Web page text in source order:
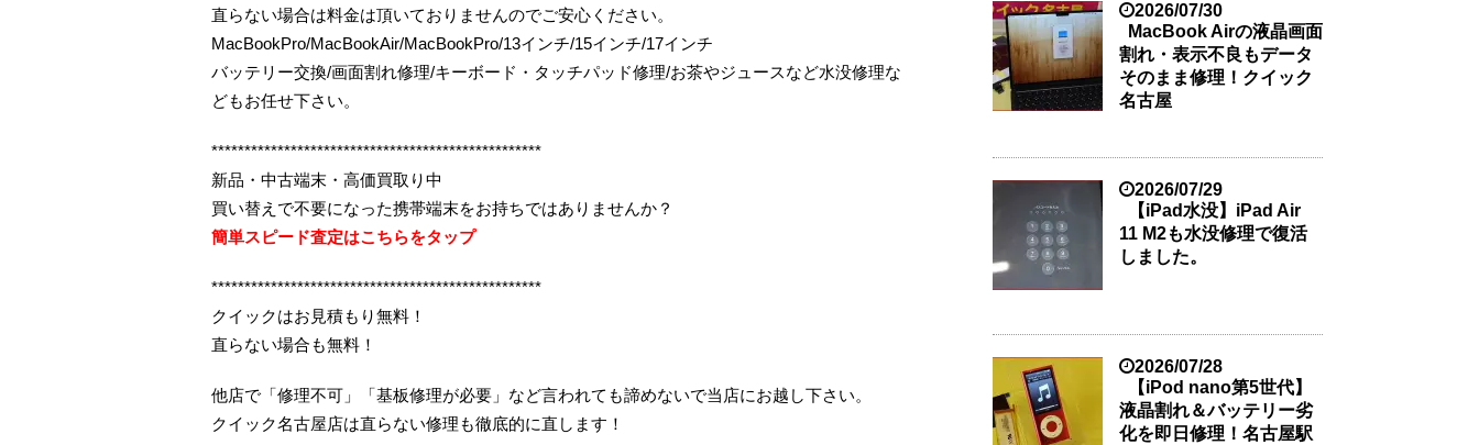
直らない場合は料金は頂いておりませんのでご安心ください。
MacBookPro/MacBookAir/MacBookPro/13インチ/15インチ/17インチ
バッテリー交換/画面割れ修理/キーボード・タッチパッド修理/お茶やジュースなど水没修理な
どもお任せ下さい。
**************************************************
新品・中古端末・高価買取り中
買い替えで不要になった携帯端末をお持ちではありませんか？
簡単スピード査定はこちらをタップ
**************************************************
クイックはお見積もり無料！
直らない場合も無料！
他店で「修理不可」「基板修理が必要」など言われても諦めないで当店にお越し下さい。
クイック名古屋店は直らない修理も徹底的に直します！
2026/07/30
MacBook Airの液晶画面
割れ・表示不良もデータ
そのまま修理！クイック
名古屋
2026/07/29
【iPad水没】iPad Air
11 M2も水没修理で復活
しました。
2026/07/28
【iPod nano第5世代】
液晶割れ＆バッテリー劣
化を即日修理！名古屋駅